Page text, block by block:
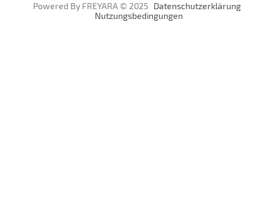
Powered By FREYARA © 2025 Datenschutzerklärung
Nutzungsbedingungen